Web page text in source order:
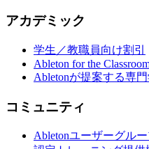
アカデミック
学生／教職員向け割引
Ableton for the
Abletonが提案する専
コミュニティ
Abletonユーザーグル